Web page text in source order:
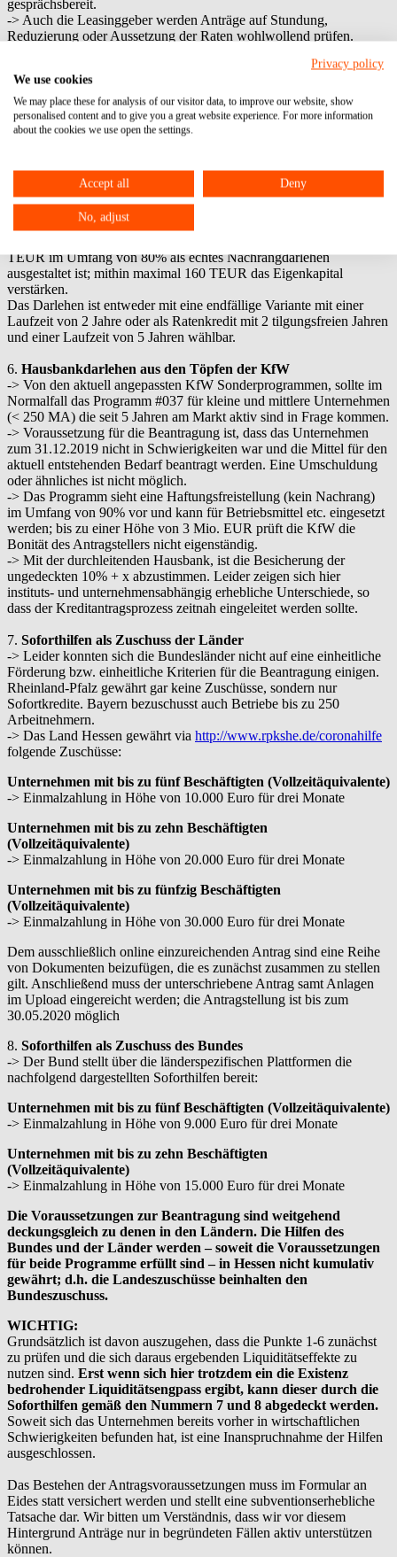
gesprächsbereit.
-> Auch die Leasinggeber werden Anträge auf Stundung,
Reduzierung oder Aussetzung der Raten wohlwollend prüfen.
Rechtsanspruch auf eine teilweise oder vollständige Reduzierung
der Mieten und/oder Stundungen besteht, wird sich jeder Vermieter
mit Ihren Vorstellungen auseinander setzen. Diese sind entsprechend
zu formulieren und es ist Solidarität einzufordern.
-> In Hessen werden diese Mittel über die WI-Bank ausgereicht; in
Bayern durch die LfA und in Rheinland Pfalz durch die ISB. Bitte
sprechen Sie die Hausbank zu den Programmen an.
-> Interessant ist dabei das Programm „Liquiditätshilfe für kleine
TEUR im Umfang von 80% als echtes Nachrangdarlehen
ausgestaltet ist; mithin maximal 160 TEUR das Eigenkapital
verstärken.
Das Darlehen ist entweder mit eine endfällige Variante mit einer
Laufzeit von 2 Jahre oder als Ratenkredit mit 2 tilgungsfreien Jahren
und einer Laufzeit von 5 Jahren wählbar.
6. Hausbankdarlehen aus den Töpfen der KfW
-> Von den aktuell angepassten KfW Sonderprogrammen, sollte im
Normalfall das Programm #037 für kleine und mittlere Unternehmen
(< 250 MA) die seit 5 Jahren am Markt aktiv sind in Frage kommen.
-> Voraussetzung für die Beantragung ist, dass das Unternehmen
zum 31.12.2019 nicht in Schwierigkeiten war und die Mittel für den
aktuell entstehenden Bedarf beantragt werden. Eine Umschuldung
oder ähnliches ist nicht möglich.
-> Das Programm sieht eine Haftungsfreistellung (kein Nachrang)
im Umfang von 90% vor und kann für Betriebsmittel etc. eingesetzt
werden; bis zu einer Höhe von 3 Mio. EUR prüft die KfW die
Bonität des Antragstellers nicht eigenständig.
-> Mit der durchleitenden Hausbank, ist die Besicherung der
ungedeckten 10% + x abzustimmen. Leider zeigen sich hier
instituts- und unternehmensabhängig erhebliche Unterschiede, so
dass der Kreditantragsprozess zeitnah eingeleitet werden sollte.
7. Soforthilfen als Zuschuss der Länder
-> Leider konnten sich die Bundesländer nicht auf eine einheitliche
Förderung bzw. einheitliche Kriterien für die Beantragung einigen.
Rheinland-Pfalz gewährt gar keine Zuschüsse, sondern nur
Sofortkredite. Bayern bezuschusst auch Betriebe bis zu 250
Arbeitnehmern.
-> Das Land Hessen gewährt via http://www.rpkshe.de/coronahilfe
folgende Zuschüsse:
Unternehmen mit bis zu fünf Beschäftigten (Vollzeitäquivalente)
-> Einmalzahlung in Höhe von 10.000 Euro für drei Monate
Unternehmen mit bis zu zehn Beschäftigten
(Vollzeitäquivalente)
-> Einmalzahlung in Höhe von 20.000 Euro für drei Monate
Unternehmen mit bis zu fünfzig Beschäftigten
(Vollzeitäquivalente)
-> Einmalzahlung in Höhe von 30.000 Euro für drei Monate
Dem ausschließlich online einzureichenden Antrag sind eine Reihe
von Dokumenten beizufügen, die es zunächst zusammen zu stellen
gilt. Anschließend muss der unterschriebene Antrag samt Anlagen
im Upload eingereicht werden; die Antragstellung ist bis zum
30.05.2020 möglich
8. Soforthilfen als Zuschuss des Bundes
-> Der Bund stellt über die länderspezifischen Plattformen die
nachfolgend dargestellten Soforthilfen bereit:
Unternehmen mit bis zu fünf Beschäftigten (Vollzeitäquivalente)
-> Einmalzahlung in Höhe von 9.000 Euro für drei Monate
Unternehmen mit bis zu zehn Beschäftigten
(Vollzeitäquivalente)
-> Einmalzahlung in Höhe von 15.000 Euro für drei Monate
Die Voraussetzungen zur Beantragung sind weitgehend
deckungsgleich zu denen in den Ländern. Die Hilfen des
Bundes und der Länder werden – soweit die Voraussetzungen
für beide Programme erfüllt sind – in Hessen nicht kumulativ
gewährt; d.h. die Landeszuschüsse beinhalten den
Bundeszuschuss.
WICHTIG:
Grundsätzlich ist davon auszugehen, dass die Punkte 1-6 zunächst
zu prüfen und die sich daraus ergebenden Liquiditätseffekte zu
nutzen sind. Erst wenn sich hier trotzdem ein die Existenz
bedrohender Liquiditätsengpass ergibt, kann dieser durch die
Soforthilfen gemäß den Nummern 7 und 8 abgedeckt werden.
Soweit sich das Unternehmen bereits vorher in wirtschaftlichen
Schwierigkeiten befunden hat, ist eine Inanspruchnahme der Hilfen
ausgeschlossen.
Das Bestehen der Antragsvoraussetzungen muss im Formular an
Eides statt versichert werden und stellt eine subventionserhebliche
Tatsache dar. Wir bitten um Verständnis, dass wir vor diesem
Hintergrund Anträge nur in begründeten Fällen aktiv unterstützen
können.
Privacy policy
We use cookies
We may place these for analysis of our visitor data, to improve our website, show
personalised content and to give you a great website experience. For more information
about the cookies we use open the settings.
Accept all Deny
No, adjust